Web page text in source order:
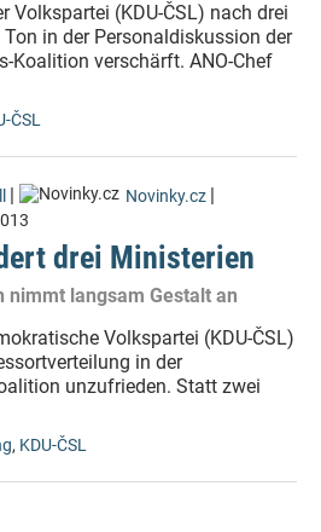
Volkspartei (KDU-ČSL) nach drei
in der Personaldiskussion der
Koalition verschärft. ANO-Chef
ČSL
| Novinky.cz |
drei Ministerien
nimmt langsam Gestalt an
Volkspartei (KDU-ČSL)
in der
unzufrieden. Statt zwei
, KDU-ČSL